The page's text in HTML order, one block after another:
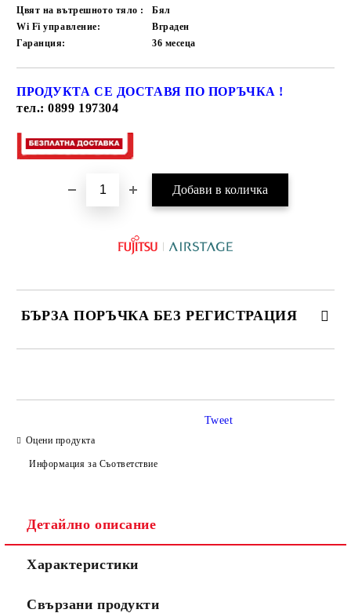
Цвят на вътрешното тяло :
Бял
Wi Fi управление:
Вграден
Гаранция:
36 месеца
ПРОДУКТА СЕ ДОСТАВЯ ПО ПОРЪЧКА !
тел.: 0899 197304
БЪРЗА ПОРЪЧКА БЕЗ РЕГИСТРАЦИЯ
Съгласен съм сПолитиката за лични данни
Оцени продукта
Информация за Съответствие
Tweet
Детайлно описание
Характеристики
Свързани продукти